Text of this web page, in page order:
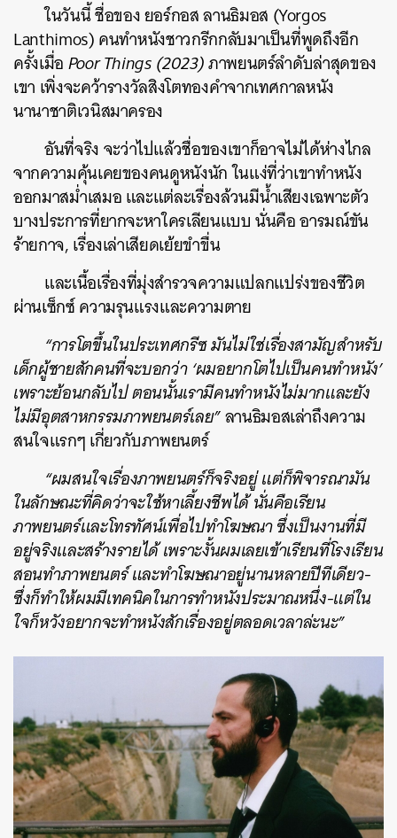
ในวันนี้ ชื่อของ ยอร์กอส ลานธิมอส (Yorgos
Lanthimos) คนทำหนังชาวกรีกกลับมาเป็นที่พูดถึงอีก
ครั้งเมื่อPoor Things (2023)ภาพยนตร์ลำดับล่าสุดของ
เขา เพิ่งจะคว้ารางวัลสิงโตทองคำจากเทศกาลหนัง
นานาชาติเวนิสมาครอง
อันที่จริง จะว่าไปแล้วชื่อของเขาก็อาจไม่ได้ห่างไกล
จากความคุ้นเคยของคนดูหนังนัก ในแง่ที่ว่าเขาทำหนัง
ออกมาสม่ำเสมอ และแต่ละเรื่องล้วนมีน้ำเสียงเฉพาะตัว
บางประการที่ยากจะหาใครเลียนแบบ นั่นคือ อารมณ์ขัน
ร้ายกาจ, เรื่องเล่าเสียดเย้ยขำขื่น
และเนื้อเรื่องที่มุ่งสำรวจความแปลกแปร่งของชีวิต
ผ่านเซ็กซ์ ความรุนแรงและความตาย
“การโตขึ้นในประเทศกรีซ มันไม่ใช่เรื่องสามัญสำหรับ
เด็กผู้ชายสักคนที่จะบอกว่า‘ผมอยากโตไปเป็นคนทำหนัง’
เพราะย้อนกลับไป ตอนนั้นเรามีคนทำหนังไม่มากและยัง
ไม่มีอุตสาหกรรมภาพยนตร์เลย”ลานธิมอสเล่าถึงความ
สนใจแรกๆ เกี่ยวกับภาพยนตร์
“ผมสนใจเรื่องภาพยนตร์ก็จริงอยู่ แต่ก็พิจารณามัน
ในลักษณะที่คิดว่าจะใช้หาเลี้ยงชีพได้ นั่นคือเรียน
ภาพยนตร์และโทรทัศน์เพื่อไปทำโฆษณา ซึ่งเป็นงานที่มี
อยู่จริงและสร้างรายได้ เพราะงั้นผมเลยเข้าเรียนที่โรงเรียน
สอนทำภาพยนตร์ และทำโฆษณาอยู่นานหลายปีทีเดียว-
ซึ่งก็ทำให้ผมมีเทคนิคในการทำหนังประมาณหนึ่ง-แต่ใน
ใจก็หวังอยากจะทำหนังสักเรื่องอยู่ตลอดเวลาล่ะนะ”